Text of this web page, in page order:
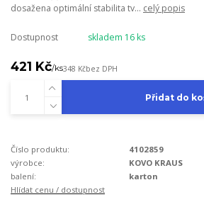
dosažena optimální stabilita tv... celý popis
Dostupnost skladem 16 ks
421 Kč/ks348 Kčbez DPH
Přidat do
Číslo produktu:
4102859
výrobce:
KOVO KRAUS
balení:
karton
Hlídat cenu / dostupnost